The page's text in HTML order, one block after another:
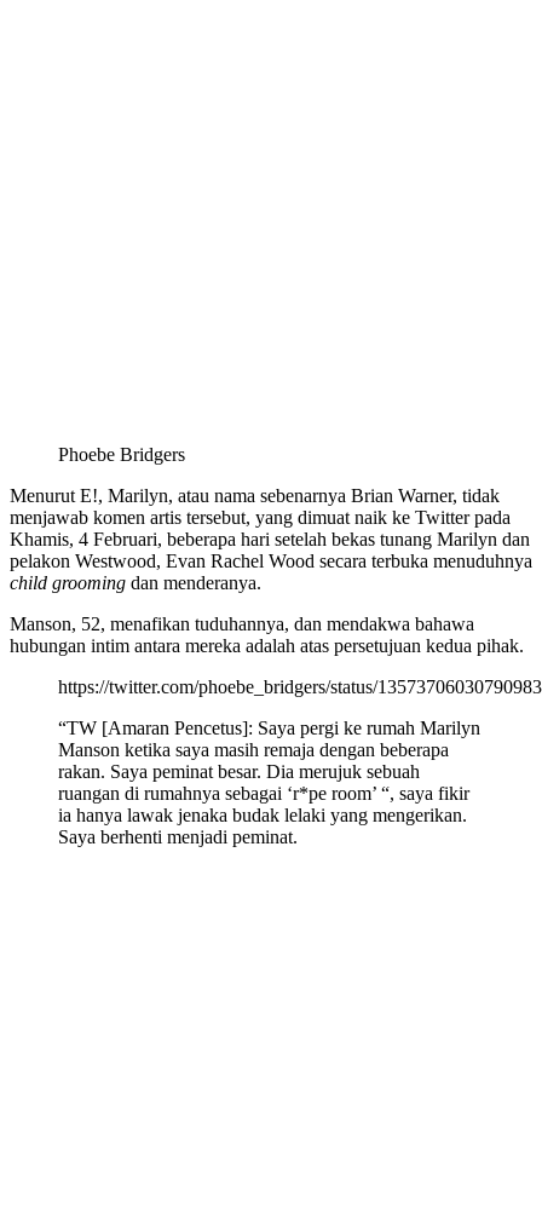
Phoebe Bridgers
Menurut E!, Marilyn, atau nama sebenarnya Brian Warner, tidak
menjawab komen artis tersebut, yang dimuat naik ke Twitter pada
Khamis, 4 Februari, beberapa hari setelah bekas tunang Marilyn dan
pelakon Westwood, Evan Rachel Wood secara terbuka menuduhnya
child grooming dan menderanya.
Manson, 52, menafikan tuduhannya, dan mendakwa bahawa
hubungan intim antara mereka adalah atas persetujuan kedua pihak.
https://twitter.com/phoebe_bridgers/status/
“TW [Amaran Pencetus]: Saya pergi ke rumah Marilyn
Manson ketika saya masih remaja dengan beberapa
rakan. Saya peminat besar. Dia merujuk sebuah
ruangan di rumahnya sebagai ‘r*pe room’ “, saya fikir
ia hanya lawak jenaka budak lelaki yang mengerikan.
Saya berhenti menjadi peminat.